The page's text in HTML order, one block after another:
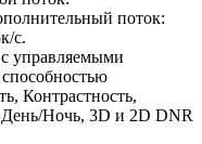
поток:
с.
управляемыми
Контрастность,
Ночь, 3D и 2D DNR